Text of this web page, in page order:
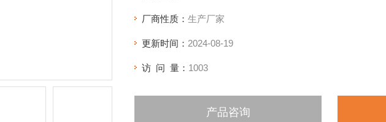
厂商性质： 生产厂家
更新时间： 2024-08-19
访 问 量： 1003
产品咨询